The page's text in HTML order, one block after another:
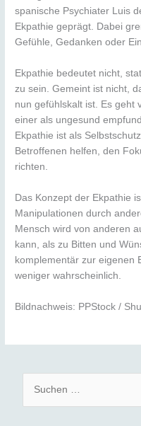
spanische Psychiater Luis
Ekpathie geprägt. Dabei
Gefühle, Gedanken oder
Ekpathie bedeutet nicht,
zu sein. Gemeint ist nicht,
nun gefühlskalt ist. Es geht
einer als ungesund
Ekpathie ist als
Betroffenen helfen, den
richten.
Das Konzept der Ekpathie
Manipulationen durch
Mensch wird von anderen
kann, als zu Bitten und
komplementär zur eigenen
weniger wahrscheinlich.
Bildnachweis: PPStock /